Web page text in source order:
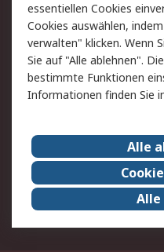
AGB
Cookie-Richtlinie
Copyright/Impressum
Karriere bei RS
Qualität/Umwelt/
Event-Center
essentiellen Cookies
Cookies auswählen,
verwalten" klicken. Wenn
Sie auf "Alle ablehnen".
bestimmte Funktionen
Informationen finden Sie
Alle
Alle